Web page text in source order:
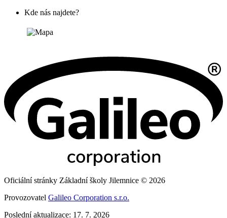
Kde nás najdete?
Oficiální stránky Základní školy Jilemnice © 2026
Provozovatel Galileo Corporation s.r.o.
Poslední aktualizace: 17. 7. 2026